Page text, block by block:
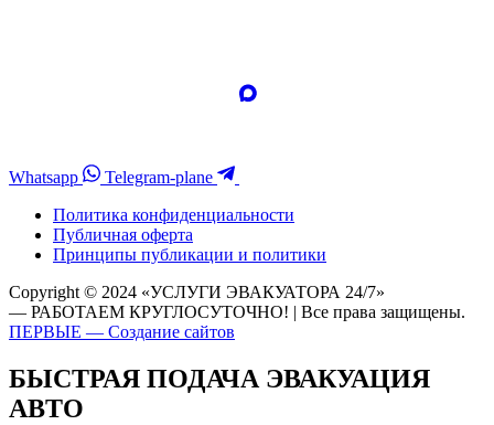
Whatsapp
Telegram-plane
Политика конфиденциальности
Публичная оферта
Принципы публикации и политики
Copyright © 2024 «УСЛУГИ ЭВАКУАТОРА 24/7»
— РАБОТАЕМ КРУГЛОСУТОЧНО! | Все права защищены.
ПЕРВЫЕ — Создание сайтов
БЫСТРАЯ ПОДАЧА ЭВАКУАЦИЯ
АВТО